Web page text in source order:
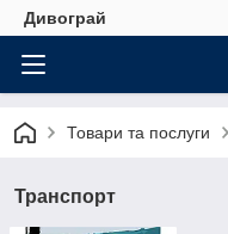
Дивограй
Товари та послуги
Транспорт